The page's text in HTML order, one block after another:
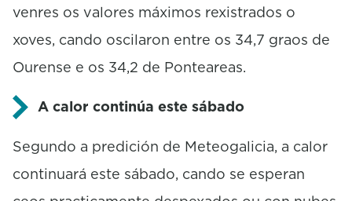
o
d
o
0
s
c
n
venres os valores máximos rexistrados o
xoves, cando oscilaron entre os 34,7 graos de
Ourense e os 34,2 de Ponteareas.
A calor continúa este sábado
Segundo a predición de Meteogalicia, a calor
continuará este sábado, cando se esperan